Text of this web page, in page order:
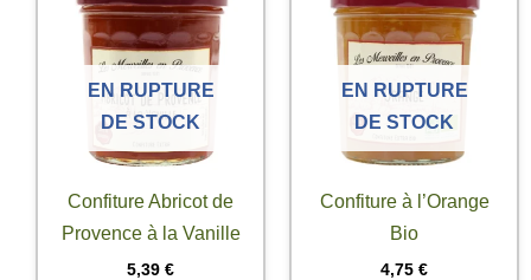
EN RUPTURE
DE STOCK
Confiture Abricot de
Provence à la Vanille
5,39 €
EN RUPTURE
DE STOCK
Confiture à l’Orange
Bio
4,75 €